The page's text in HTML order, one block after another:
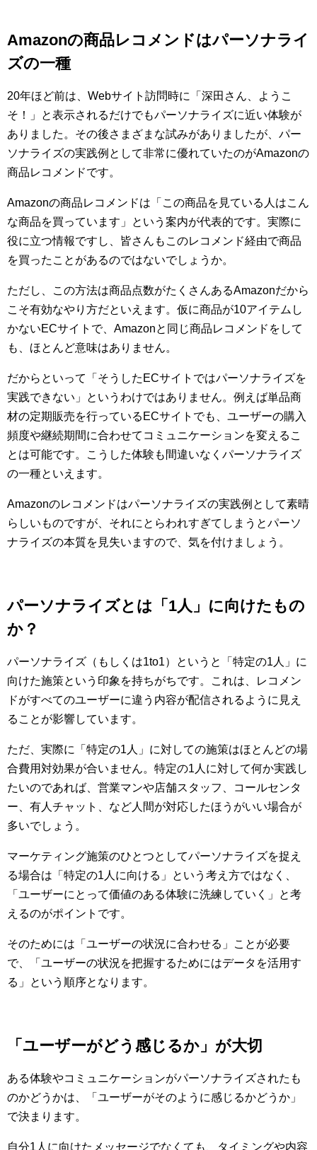
Amazonの商品レコメンドはパーソナライ
ズの一種
20年ほど前は、Webサイト訪問時に「深田さん、ようこ
そ！」と表示されるだけでもパーソナライズに近い体験が
ありました。その後さまざまな試みがありましたが、パー
ソナライズの実践例として非常に優れていたのがAmazonの
商品レコメンドです。
Amazonの商品レコメンドは「この商品を見ている人はこん
な商品を買っています」という案内が代表的です。実際に
役に立つ情報ですし、皆さんもこのレコメンド経由で商品
を買ったことがあるのではないでしょうか。
ただし、この方法は商品点数がたくさんあるAmazonだから
こそ有効なやり方だといえます。仮に商品が10アイテムし
かないECサイトで、Amazonと同じ商品レコメンドをして
も、ほとんど意味はありません。
だからといって「そうしたECサイトではパーソナライズを
実践できない」というわけではありません。例えば単品商
材の定期販売を行っているECサイトでも、ユーザーの購入
頻度や継続期間に合わせてコミュニケーションを変えるこ
とは可能です。こうした体験も間違いなくパーソナライズ
の一種といえます。
Amazonのレコメンドはパーソナライズの実践例として素晴
らしいものですが、それにとらわれすぎてしまうとパーソ
ナライズの本質を見失いますので、気を付けましょう。
パーソナライズとは「1人」に向けたもの
か？
パーソナライズ（もしくは1to1）というと「特定の1人」に
向けた施策という印象を持ちがちです。これは、レコメン
ドがすべてのユーザーに違う内容が配信されるように見え
ることが影響しています。
ただ、実際に「特定の1人」に対しての施策はほとんどの場
合費用対効果が合いません。特定の1人に対して何か実践し
たいのであれば、営業マンや店舗スタッフ、コールセンタ
ー、有人チャット、など人間が対応したほうがいい場合が
多いでしょう。
マーケティング施策のひとつとしてパーソナライズを捉え
る場合は「特定の1人に向ける」という考え方ではなく、
「ユーザーにとって価値のある体験に洗練していく」と考
えるのがポイントです。
そのためには「ユーザーの状況に合わせる」ことが必要
で、「ユーザーの状況を把握するためにはデータを活用す
る」という順序となります。
「ユーザーがどう感じるか」が大切
ある体験やコミュニケーションがパーソナライズされたも
のかどうかは、「ユーザーがそのように感じるかどうか」
で決まります。
自分1人に向けたメッセージでなくても、タイミングや内容